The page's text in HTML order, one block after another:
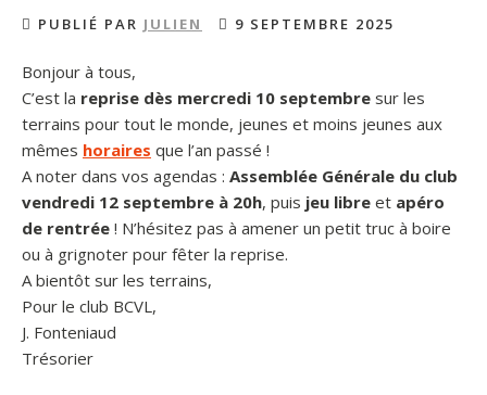
PUBLIÉ PAR JULIEN 9 SEPTEMBRE 2025
Bonjour à tous,
C’est la reprise dès mercredi 10 septembre sur les
terrains pour tout le monde, jeunes et moins jeunes aux
mêmes horaires que l’an passé !
A noter dans vos agendas : Assemblée Générale du club
vendredi 12 septembre à 20h, puis jeu libre et apéro
de rentrée ! N’hésitez pas à amener un petit truc à boire
ou à grignoter pour fêter la reprise.
A bientôt sur les terrains,
Pour le club BCVL,
J. Fonteniaud
Trésorier